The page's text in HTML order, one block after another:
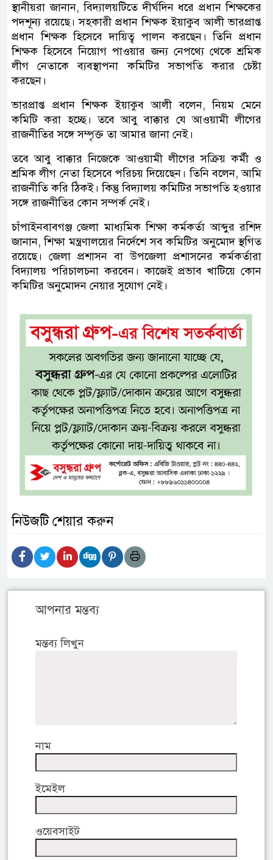
স্থানীয়রা জানান, বিদ্যালয়টিতে দীর্ঘদিন ধরে প্রধান শিক্ষকের
পদশূন্য রয়েছে। সহকারী প্রধান শিক্ষক ইয়াকুব আলী ভারপ্রাপ্ত
প্রধান শিক্ষক হিসেবে দায়িত্ব পালন করছেন। তিনি প্রধান
শিক্ষক হিসেবে নিয়োগ পাওয়ার জন্য নেপথ্যে থেকে শ্রমিক
লীগ নেতাকে ব্যবস্থাপনা কমিটির সভাপতি করার চেষ্টা
করছেন।
ভারপ্রাপ্ত প্রধান শিক্ষক ইয়াকুব আলী বলেন, নিয়ম মেনে
কমিটি করা হচ্ছে। তবে আবু বাক্কার যে আওয়ামী লীগের
রাজনীতির সঙ্গে সম্পৃক্ত তা আমার জানা নেই।
তবে আবু বাক্কার নিজেকে আওয়ামী লীগের সক্রিয় কর্মী ও
শ্রমিক লীগ নেতা হিসেবে পরিচয় দিয়েছেন। তিনি বলেন, আমি
রাজনীতি করি ঠিকই। কিন্তু বিদ্যালয় কমিটির সভাপতি হওয়ার
সঙ্গে রাজনীতির কোন সম্পর্ক নেই।
চাঁপাইনবাবগঞ্জ জেলা মাধ্যমিক শিক্ষা কর্মকর্তা আব্দুর রশিদ
জানান, শিক্ষা মন্ত্রণালয়ের নির্দেশে সব কমিটির অনুমোদ স্থগিত
রয়েছে। জেলা প্রশাসন বা উপজেলা প্রশাসনের কর্মকর্তারা
বিদ্যালয় পরিচালচনা করবেন। কাজেই প্রভাব খাটিয়ে কোন
কমিটির অনুমোদন নেয়ার সুযোগ নেই।
নিউজটি শেয়ার করুন
আপনার মন্তব্য
মন্তব্য লিখুন
নাম
ইমেইল
ওয়েবসাইট